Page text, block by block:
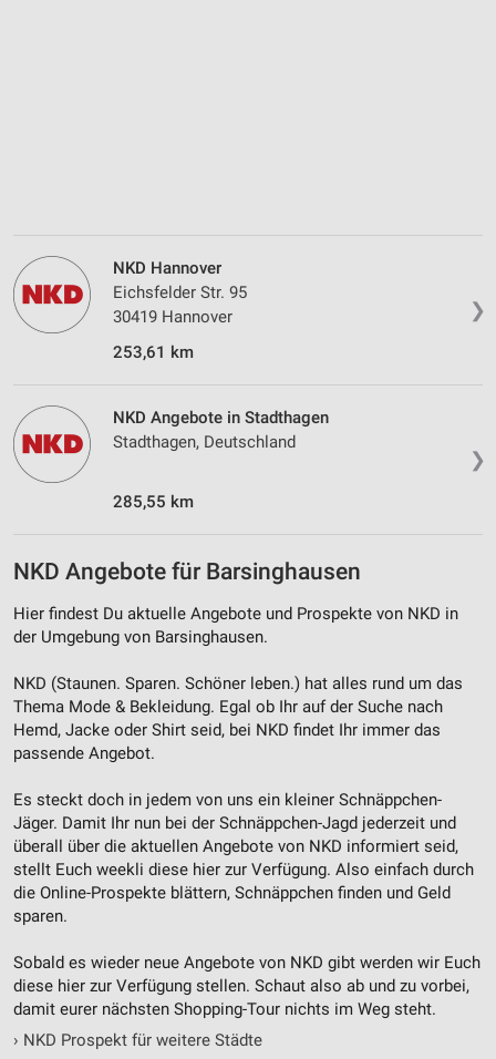
❯
NKD Hannover
Eichsfelder Str. 95
30419 Hannover
253,61 km
❯
NKD Angebote in Stadthagen
Stadthagen, Deutschland
285,55 km
NKD Angebote für Barsinghausen
Hier findest Du aktuelle Angebote und Prospekte von NKD in
der Umgebung von Barsinghausen.
NKD (Staunen. Sparen. Schöner leben.) hat alles rund um das
Thema Mode & Bekleidung. Egal ob Ihr auf der Suche nach
Hemd, Jacke oder Shirt seid, bei NKD findet Ihr immer das
passende Angebot.
Es steckt doch in jedem von uns ein kleiner Schnäppchen-
Jäger. Damit Ihr nun bei der Schnäppchen-Jagd jederzeit und
überall über die aktuellen Angebote von NKD informiert seid,
stellt Euch weekli diese hier zur Verfügung. Also einfach durch
die Online-Prospekte blättern, Schnäppchen finden und Geld
sparen.
Sobald es wieder neue Angebote von NKD gibt werden wir Euch
diese hier zur Verfügung stellen. Schaut also ab und zu vorbei,
damit eurer nächsten Shopping-Tour nichts im Weg steht.
› NKD Prospekt für weitere Städte
Verwendung reduzierter Daten zur Auswahl von
Inhalten
IAB-Besonderheiten:
Verwendung genauer Standortdaten
Informationen identifizieren
Nicht-IAB-Verarbeitungszwecke:
Notwendig
Funktional
Werbung